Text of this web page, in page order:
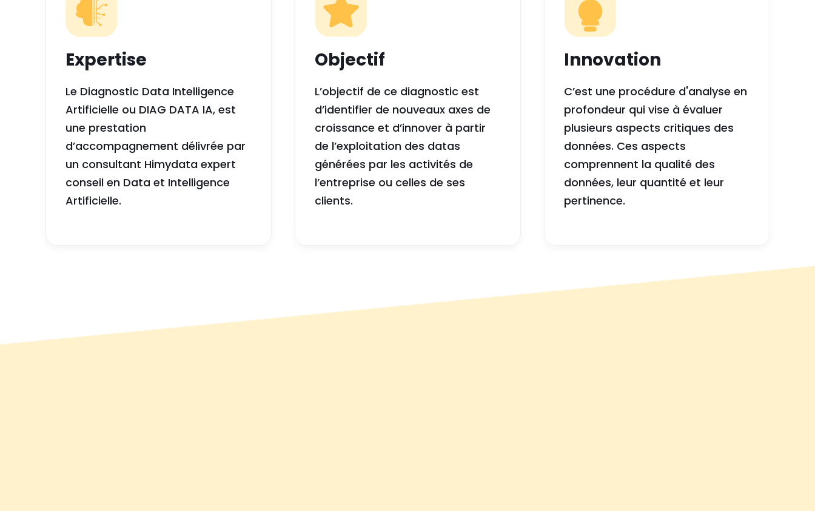
Expertise
Le Diagnostic Data Intelligence
Artificielle ou DIAG DATA IA, est
une prestation
d’accompagnement délivrée par
un consultant Himydata expert
conseil en Data et Intelligence
Artificielle.
Objectif
L’objectif de ce diagnostic est
d’identifier de nouveaux axes de
croissance et d’innover à partir
de l’exploitation des datas
générées par les activités de
l’entreprise ou celles de ses
clients.
Innovation
C’est une procédure d'analyse en
profondeur qui vise à évaluer
plusieurs aspects critiques des
données. Ces aspects
comprennent la qualité des
données, leur quantité et leur
pertinence.